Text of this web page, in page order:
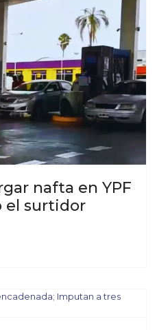
nafta en YPF
el surtidor